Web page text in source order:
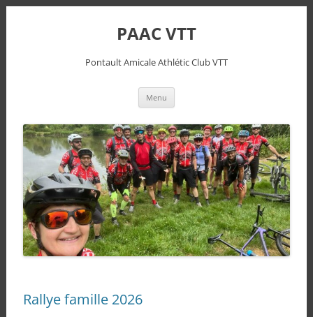
PAAC VTT
Pontault Amicale Athlétic Club VTT
Menu
Rallye famille 2026